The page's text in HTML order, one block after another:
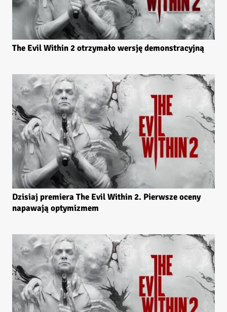
The Evil Within 2 otrzymało wersję demonstracyjną
Dzisiaj premiera The Evil Within 2. Pierwsze oceny
napawają optymizmem